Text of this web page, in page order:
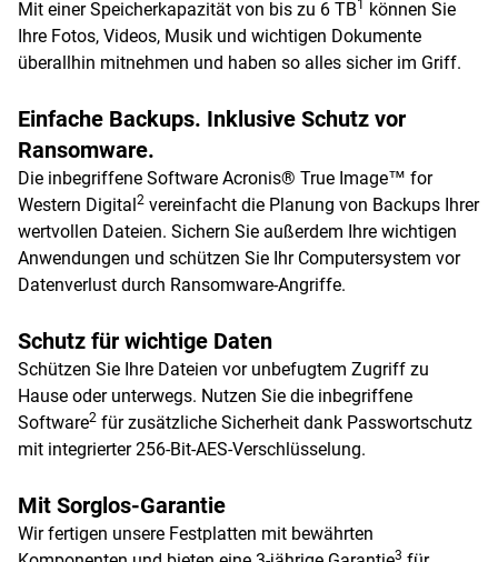
Mit einer Speicherkapazität von bis zu 6 TB1
können Sie
Ihre Fotos, Videos, Musik und wichtigen Dokumente
überallhin mitnehmen und haben so alles sicher im Griff.
Einfache Backups. Inklusive Schutz vor
Ransomware.
Die inbegriffene Software Acronis® True Image™ for
Western Digital2 vereinfacht die Planung von Backups Ihrer
wertvollen Dateien. Sichern Sie außerdem Ihre wichtigen
Anwendungen und schützen Sie Ihr Computersystem vor
Datenverlust durch Ransomware-Angriffe.
Schutz für wichtige Daten
Schützen Sie Ihre Dateien vor unbefugtem Zugriff zu
Hause oder unterwegs. Nutzen Sie die inbegriffene
Software2 für zusätzliche Sicherheit dank Passwortschutz
mit integrierter 256-Bit-AES-Verschlüsselung.
Mit Sorglos-Garantie
Wir fertigen unsere Festplatten mit bewährten
3